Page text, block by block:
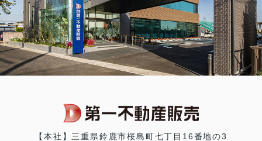
【本社】三重県鈴鹿市桜島町七丁目16番地の3